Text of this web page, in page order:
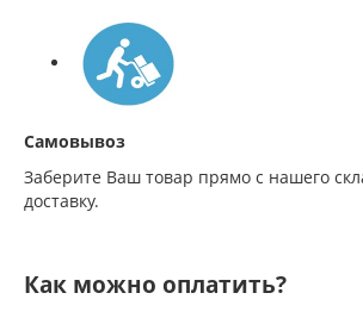
Самовывоз
Заберите Ваш товар прямо с нашего
доставку.
Как можно оплатить?